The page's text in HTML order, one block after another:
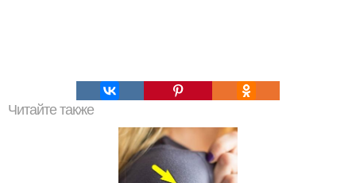
Читайте также